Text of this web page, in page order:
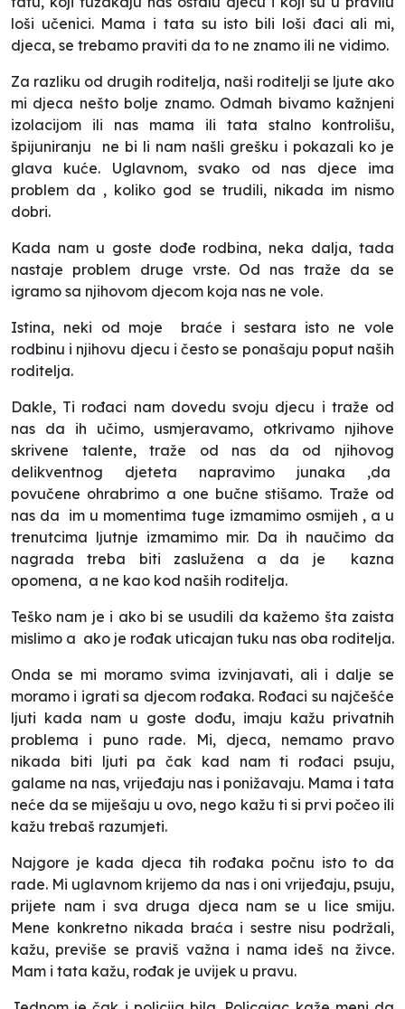
loši učenici. Mama i tata su isto bili loši đaci ali mi,
djeca, se trebamo praviti da to ne znamo ili ne vidimo.
Za razliku od drugih roditelja, naši roditelji se ljute ako
mi djeca nešto bolje znamo. Odmah bivamo kažnjeni
izolacijom ili nas mama ili tata stalno kontrolišu,
špijuniranju ne bi li nam našli grešku i pokazali ko je
glava kuće. Uglavnom, svako od nas djece ima
problem da , koliko god se trudili, nikada im nismo
dobri.
Kada nam u goste dođe rodbina, neka dalja, tada
nastaje problem druge vrste. Od nas traže da se
igramo sa njihovom djecom koja nas ne vole.
Istina, neki od moje braće i sestara isto ne vole
rodbinu i njihovu djecu i često se ponašaju poput naših
roditelja.
Dakle, Ti rođaci nam dovedu svoju djecu i traže od
nas da ih učimo, usmjeravamo, otkrivamo njihove
skrivene talente, traže od nas da od njihovog
delikventnog djeteta napravimo junaka ,da
povučene ohrabrimo a one bučne stišamo. Traže od
nas da im u momentima tuge izmamimo osmijeh , a u
trenutcima ljutnje izmamimo mir. Da ih naučimo da
nagrada treba biti zaslužena a da je
kazna
opomena, a ne kao kod naših roditelja.
Teško nam je i ako bi se usudili da kažemo šta zaista
mislimo a ako je rođak uticajan tuku nas oba roditelja.
Onda se mi moramo svima izvinjavati, ali i dalje se
moramo i igrati sa djecom rođaka. Rođaci su najčešće
ljuti kada nam u goste dođu, imaju kažu privatnih
problema i puno rade. Mi, djeca, nemamo pravo
nikada biti ljuti pa čak kad nam ti rođaci psuju,
galame na nas, vrijeđaju nas i ponižavaju. Mama i tata
neće da se miješaju u ovo, nego kažu ti si prvi počeo ili
kažu trebaš razumjeti.
Najgore je kada djeca tih rođaka počnu isto to da
rade. Mi uglavnom krijemo da nas i oni vrijeđaju, psuju,
prijete nam i sva druga djeca nam se u lice smiju.
Mene konkretno nikada braća i sestre nisu podržali,
kažu, previše se praviš važna i nama ideš na živce.
Mam i tata kažu, rođak je uvijek u pravu.